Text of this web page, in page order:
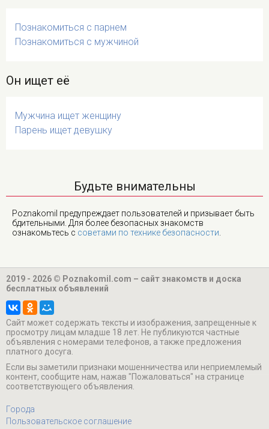
Познакомиться с парнем
Познакомиться с мужчиной
Он ищет её
Мужчина ищет женщину
Парень ищет девушку
Будьте внимательны
Poznakomil предупреждает пользователей и призывает быть
бдительными. Для более безопасных знакомств
ознакомьтесь с советами по технике безопасности
2019 - 2026 © Poznakomil.com – сайт знакомств и доска
бесплатных объявлений
Cайт может содержать тексты и изображения, запрещенные к
просмотру лицам младше 18 лет. Не публикуются частные
объявления с номерами телефонов, а также предложения
платного досуга.
Если вы заметили признаки мошенничества или неприемлемый
контент, сообщите нам, нажав "Пожаловаться" на странице
соответствующего объявления.
Города
Пользовательское соглашение